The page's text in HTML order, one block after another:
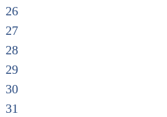
26
27
28
29
30
31